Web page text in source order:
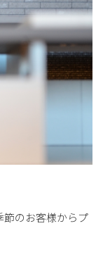
節のお客様からプ